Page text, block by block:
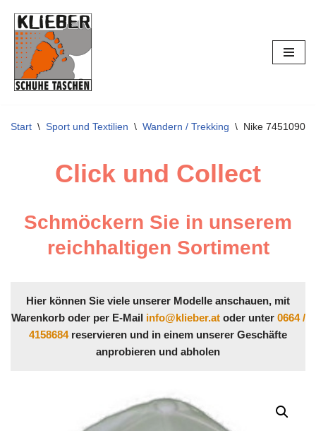
Zum
Inhalt
springen
Start \ Sport und Textilien \ Wandern / Trekking \ Nike 745109002
Click und Collect
Schmöckern Sie in unserem
reichhaltigen Sortiment
Hier können Sie viele unserer Modelle anschauen, mit
Warenkorb oder per E-Mail info@klieber.atoder unter 0664 /
4158684reservieren und in einem unserer Geschäfte
anprobieren und abholen